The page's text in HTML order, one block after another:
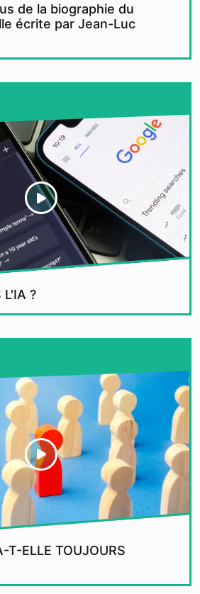
de la biographie du
écrite par Jean-Luc
L'IA ?
T-ELLE TOUJOURS